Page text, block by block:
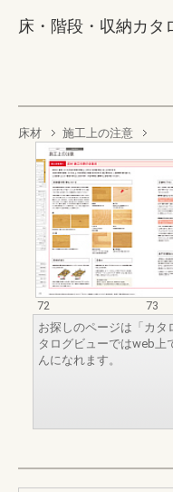
床・階段・収納カタ
床材 施工上の注意
72
73
お探しのページは「カタ
タログビューではweb上
んになれます。